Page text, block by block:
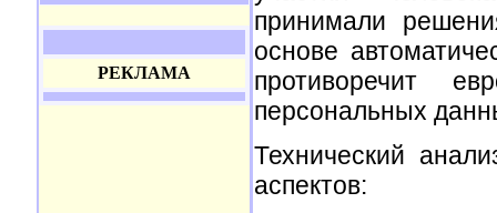
РЕКЛАМА
принимали
основе
противоречит
персональных
Технический
аспектов: